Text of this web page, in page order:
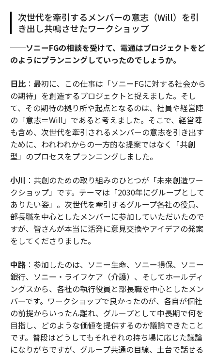
次世代を牽引するメンバーの意志（Will）を引
き出し共鳴させたワークショップ
──ソニーFGの相談を受けて、電通はプロジェクトをど
のようにプランニングしていったのでしょうか。
日比：最初に、この仕事は「ソニーFGに対する社会から
の期待」を創造するプロジェクトと捉えました。そし
て、その期待の拠り所や起点となるのは、社員や経営陣
の「意志＝Will」であると考えました。そこで、経営陣
も含め、次世代を牽引されるメンバーの意志を引き出す
ために、われわれからの一方的な提案ではなく「共創
型」のプロセスをプランニングしました。
小川 ：共創のための取り組みのひとつが「未来創造ワー
クショップ」です。テーマは「2030年にグループとして
ありたい姿」。次世代を牽引するグループ各社の役員、
部長職を中心としたメンバーに参加していただいたので
すが、皆さんが本当に活発に意見交換やアイデアの発案
をしてくださりました。
中路：参加したのは、ソニー生命、ソニー損保、ソニー
銀行、ソニー・ライフケア（介護）、そしてホールディ
ングスから、各社の執行役員と部長職を中心としたメン
バーです。ワークショップで良かったのが、各自が個社
の前提からいったん離れ、グループとして中長期で何を
目指し、どのような価値を提供するのか議論できたこと
です。普段はどうしてもそれぞれの持ち場に応じた議論
になりがちですが、グループ共通の目線、土台で話せる